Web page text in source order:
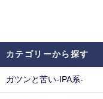
カテゴリーから探す
ガツンと苦い-IPA系-